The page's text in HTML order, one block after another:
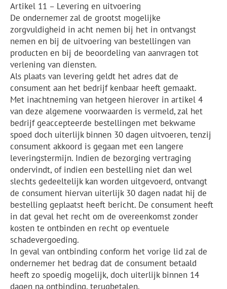
Artikel 11 – Levering en uitvoering
De ondernemer zal de grootst mogelijke
zorgvuldigheid in acht nemen bij het in ontvangst
nemen en bij de uitvoering van bestellingen van
producten en bij de beoordeling van aanvragen tot
verlening van diensten.
Als plaats van levering geldt het adres dat de
consument aan het bedrijf kenbaar heeft gemaakt.
Met inachtneming van hetgeen hierover in artikel 4
van deze algemene voorwaarden is vermeld, zal het
bedrijf geaccepteerde bestellingen met bekwame
spoed doch uiterlijk binnen 30 dagen uitvoeren, tenzij
consument akkoord is gegaan met een langere
leveringstermijn. Indien de bezorging vertraging
ondervindt, of indien een bestelling niet dan wel
slechts gedeeltelijk kan worden uitgevoerd, ontvangt
de consument hiervan uiterlijk 30 dagen nadat hij de
bestelling geplaatst heeft bericht. De consument heeft
in dat geval het recht om de overeenkomst zonder
kosten te ontbinden en recht op eventuele
schadevergoeding.
In geval van ontbinding conform het vorige lid zal de
ondernemer het bedrag dat de consument betaald
heeft zo spoedig mogelijk, doch uiterlijk binnen 14
dagen na ontbinding, terugbetalen.